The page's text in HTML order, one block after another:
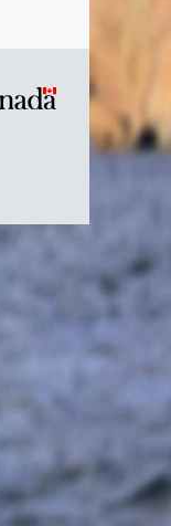
Symbole
Canada